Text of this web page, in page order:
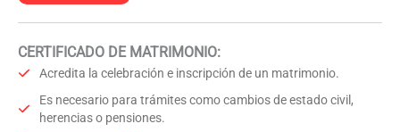
CERTIFICADO DE MATRIMONIO:
Acredita la celebración e inscripción de un matrimonio.
Es necesario para trámites como cambios de estado civil,
herencias o pensiones.